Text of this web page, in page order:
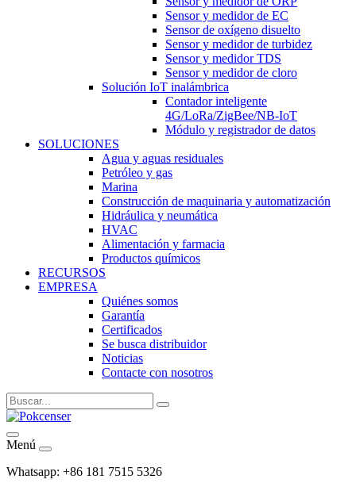
Sensor y medidor de EC
Sensor de oxígeno disuelto
Sensor y medidor de turbidez
Sensor y medidor TDS
Sensor y medidor de cloro
Solución IoT inalámbrica
Contador inteligente
4G/LoRa/ZigBee/NB-IoT
Módulo y registrador de datos
SOLUCIONES
Agua y aguas residuales
Petróleo y gas
Marina
Construcción de maquinaria y automatización
Hidráulica y neumática
HVAC
Alimentación y farmacia
Productos químicos
RECURSOS
EMPRESA
Quiénes somos
Garantía
Certificados
Se busca distribuidor
Noticias
Contacte con nosotros
Menú
Whatsapp: +86 181 7515 5326